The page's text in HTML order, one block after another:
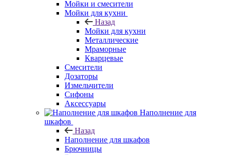
Мойки и смесители
Мойки для кухни
Назад
Мойки для кухни
Металлические
Мраморные
Кварцевые
Смесители
Дозаторы
Измельчители
Сифоны
Аксессуары
Наполнение для
шкафов
Назад
Наполнение для шкафов
Брючницы